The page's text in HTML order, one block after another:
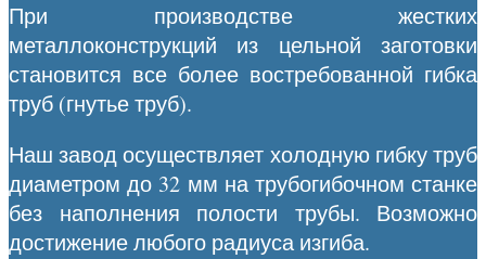
При производстве жестких
металлоконструкций из цельной заготовки
становится все более востребованной гибка
труб (гнутье труб).
Наш завод осуществляет холодную гибку труб
диаметром до 32 мм на трубогибочном станке
без наполнения полости трубы. Возможно
достижение любого радиуса изгиба.